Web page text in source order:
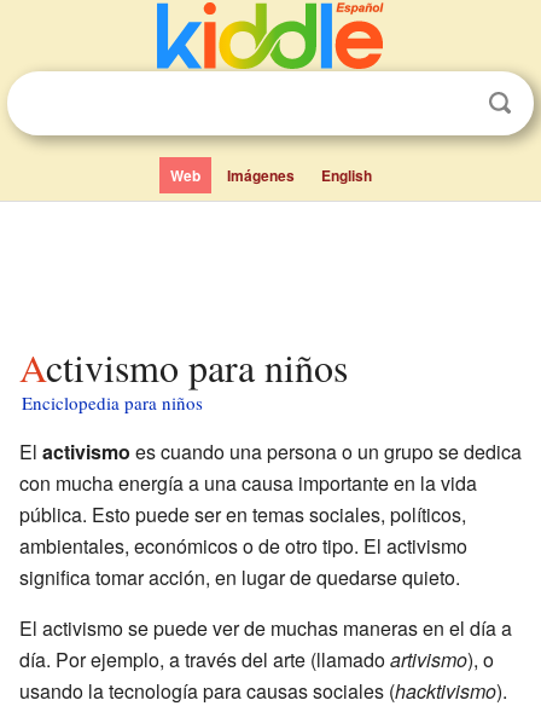
Web Imágenes English
Activismo para niños
Enciclopedia para niños
El activismo es cuando una persona o un grupo se dedica
con mucha energía a una causa importante en la vida
pública. Esto puede ser en temas sociales, políticos,
ambientales, económicos o de otro tipo. El activismo
significa tomar acción, en lugar de quedarse quieto.
El activismo se puede ver de muchas maneras en el día a
día. Por ejemplo, a través del arte (llamadoartivismo), o
usando la tecnología para causas sociales (hacktivismo).